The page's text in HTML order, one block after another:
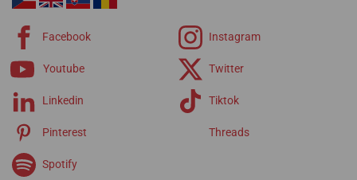
Facebook Instagram
Youtube Twitter
Linkedin Tiktok
Pinterest Threads
Spotify